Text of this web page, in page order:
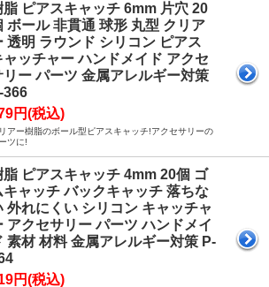
脂 ピアスキャッチ 6mm 片穴 20
ボール 非貫通 球形 丸型 クリア
透明 ラウンド シリコン ピアス
ャッチャー ハンドメイド アクセ
リー パーツ 金属アレルギー対策
366
円(税込)
アー樹脂のボール型ピアスキャッチ!アクセサリーの
ツに!
脂 ピアスキャッチ 4mm 20個 ゴ
キャッチ バックキャッチ 落ちな
外れにくい シリコン キャッチャ
アクセサリー パーツ ハンドメイ
素材 材料 金属アレルギー対策 P-
円(税込)